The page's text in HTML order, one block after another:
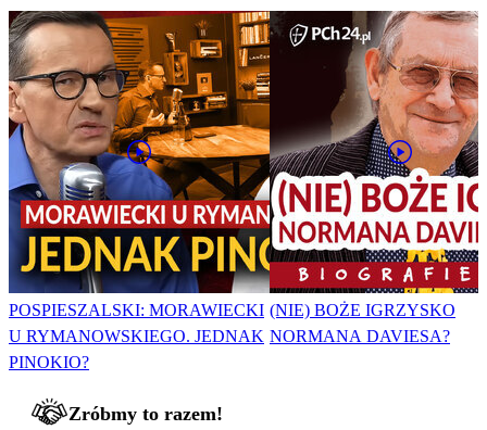
POSPIESZALSKI: MORAWIECKI
U RYMANOWSKIEGO. JEDNAK
PINOKIO?
(NIE) BOŻE IGRZYSKO
NORMANA DAVIESA?
Zróbmy to razem!